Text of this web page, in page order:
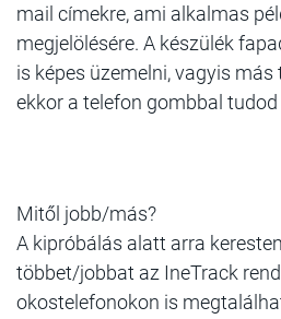
mail címekre, ami alkalmas
megjelölésére. A készülék
is képes üzemelni, vagyis
ekkor a telefon gombbal
Mitől jobb/más?
A kipróbálás alatt arra
többet/jobbat az IneTrack
okostelefonokon is